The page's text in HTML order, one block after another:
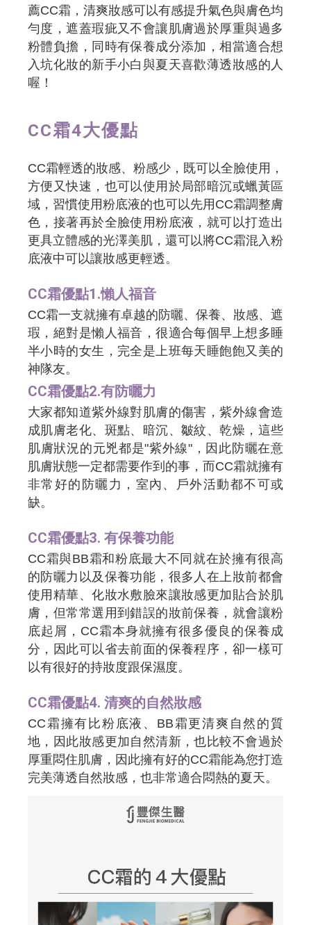
薦CC霜，清爽妝感可以有感提升氣色與膚色均
勻度，遮蓋瑕疵又不會讓肌膚過於厚重與過多
粉體負擔，同時有保養成分添加，相當適合想
入坑化妝的新手小白與夏天喜歡薄透妝感的人
喔！
CC霜4大優點
CC霜輕透的妝感、粉感少，既可以全臉使用，
方便又快速，也可以使用於局部暗沉或蠟黃區
域，習慣使用粉底液的也可以先用CC霜調整膚
色，接著再於全臉使用粉底液，就可以打造出
更具立體感的光澤美肌，還可以將CC霜混入粉
底液中可以讓妝感更輕透。
CC霜優點1.懶人福音
CC霜一支就擁有卓越的防曬、保養、妝感、遮
瑕，絕對是懶人福音，很適合每個早上想多睡
半小時的女生，完全是上班每天睡飽飽又美的
神隊友。
CC霜優點2.有防曬力
大家都知道紫外線對肌膚的傷害，紫外線會造
成肌膚老化、斑點、暗沉、皺紋、乾燥，這些
肌膚狀況的元兇都是"紫外線"，因此防曬在意
肌膚狀態一定都需要作到的事，而CC霜就擁有
非常好的防曬力，室內、戶外活動都不可或
缺。
CC霜優點3. 有保養功能
CC霜與BB霜和粉底最大不同就在於擁有很高
的防曬力以及保養功能，很多人在上妝前都會
使用精華、化妝水敷臉來讓妝感更加貼合於肌
膚，但常常選用到錯誤的妝前保養，就會讓粉
底起屑，CC霜本身就擁有很多優良的保養成
分，因此可以省去前面的保養程序，卻一樣可
以有很好的持妝度跟保濕度。
CC霜優點4. 清爽的自然妝感
CC霜擁有比粉底液、BB霜更清爽自然的質
地，因此妝感更加自然清新，也比較不會過於
厚重悶住肌膚，因此擁有好的CC霜能為您打造
完美薄透自然妝感，也非常適合悶熱的夏天。